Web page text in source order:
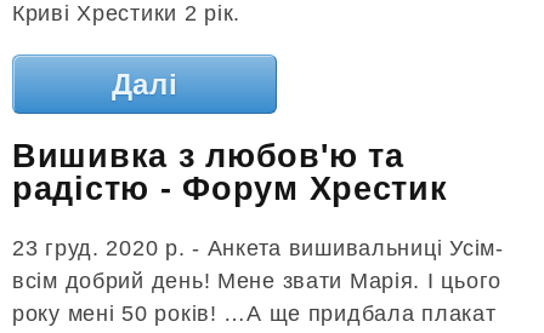
Криві Хрестики 2 рік.
Далі
Вишивка з любов'ю та
радістю - Форум Хрестик
23 груд. 2020 р. - Анкета вишивальниці Усім-
всім добрий день! Мене звати Марія. І цього
року мені 50 років! …А ще придбала плакат